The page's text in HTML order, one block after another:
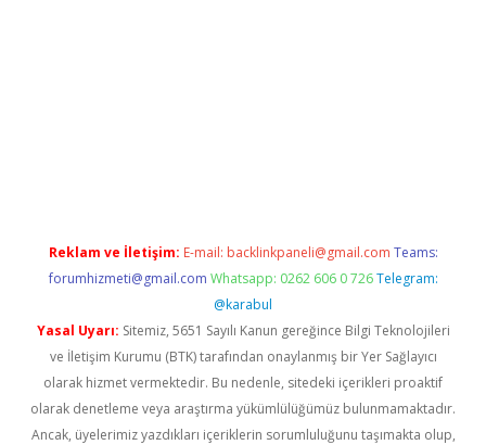
Reklam ve İletişim: E-mail: backlinkpaneli@gmail.com Teams:
forumhizmeti@gmail.com Whatsapp: 0262 606 0 726 Telegram:
@karabul
Yasal Uyarı: Sitemiz, 5651 Sayılı Kanun gereğince Bilgi Teknolojileri
ve İletişim Kurumu (BTK) tarafından onaylanmış bir Yer Sağlayıcı
olarak hizmet vermektedir. Bu nedenle, sitedeki içerikleri proaktif
olarak denetleme veya araştırma yükümlülüğümüz bulunmamaktadır.
Ancak, üyelerimiz yazdıkları içeriklerin sorumluluğunu taşımakta olup,